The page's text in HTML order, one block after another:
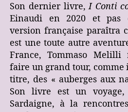
Son dernier livre,I Conti
Einaudi en 2020 et pas
version française paraîtra
est une toute autre
France, Tommaso
faire un grand tour, comme
titre, des « auberges aux
Son livre est un
Sardaigne, à la